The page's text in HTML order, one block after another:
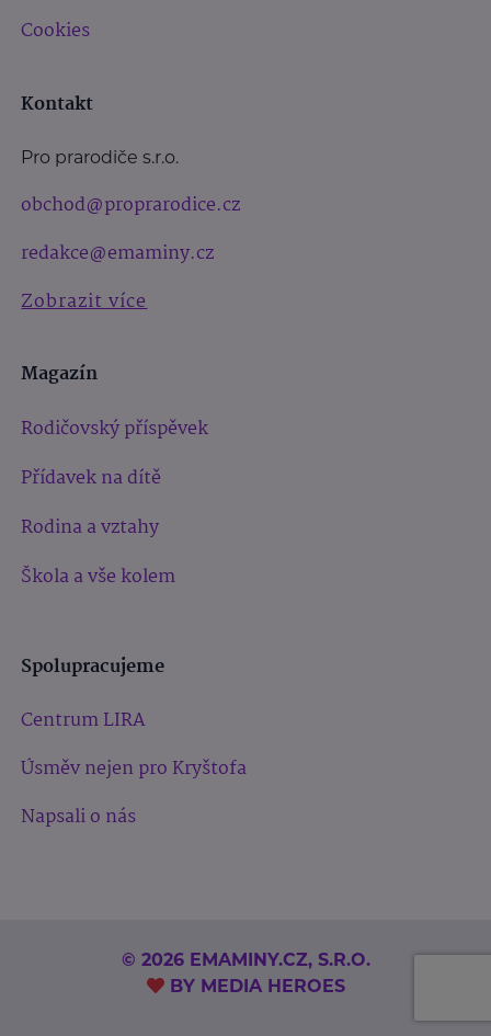
Cookies
Kontakt
Pro prarodiče s.r.o.
obchod@proprarodice.cz
redakce@emaminy.cz
Zobrazit více
Magazín
Rodičovský příspěvek
Přídavek na dítě
Rodina a vztahy
Škola a vše kolem
Spolupracujeme
Centrum LIRA
Úsměv nejen pro Kryštofa
Napsali o nás
© 2026 EMAMINY.CZ, S.R.O.
BY MEDIA HEROES